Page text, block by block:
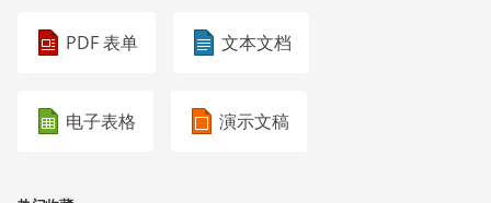
PDF 表单 文本文档
电子表格 演示文稿